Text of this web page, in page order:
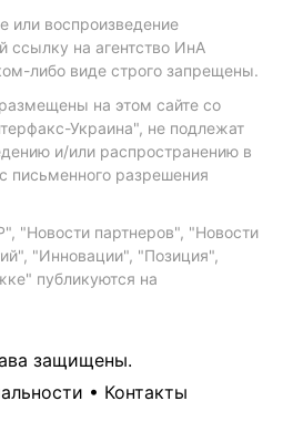
или воспроизведение
на агентство ИнА
либо виде строго запрещены.
на этом сайте со
Украина", не подлежат
и/или распространению в
письменного разрешения
"Новости партнеров", "Новости
"Инновации", "Позиция",
публикуются на
защищены.
• Контакты